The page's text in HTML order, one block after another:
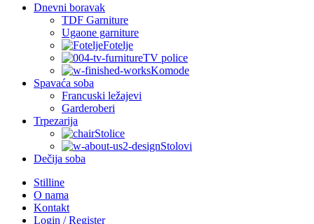
Dnevni boravak
TDF Garniture
Ugaone garniture
Fotelje
TV police
Komode
Spavaća soba
Francuski ležajevi
Garderoberi
Trpezarija
Stolice
Stolovi
Dečija soba
Stilline
O nama
Kontakt
Login / Register